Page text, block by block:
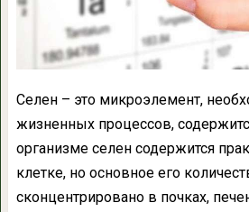
Селен – это микроэлемент,
жизненных процессов,
организме селен содержится
клетке, но основное его
сконцентрировано в почках,